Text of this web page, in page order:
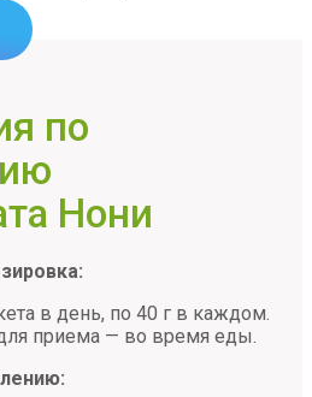
по
Нони
в день, по 40 г в каждом.
приема — во время еды.